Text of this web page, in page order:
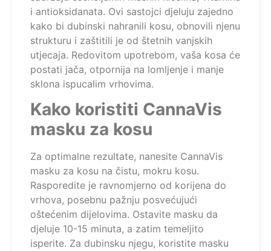
i antioksidanata. Ovi sastojci djeluju zajedno
kako bi dubinski nahranili kosu, obnovili njenu
strukturu i zaštitili je od štetnih vanjskih
utjecaja. Redovitom upotrebom, vaša kosa će
postati jača, otpornija na lomljenje i manje
sklona ispucalim vrhovima.
Kako koristiti CannaVis
masku za kosu
Za optimalne rezultate, nanesite CannaVis
masku za kosu na čistu, mokru kosu.
Rasporedite je ravnomjerno od korijena do
vrhova, posebnu pažnju posvećujući
oštećenim dijelovima. Ostavite masku da
djeluje 10-15 minuta, a zatim temeljito
isperite. Za dubinsku njegu, koristite masku